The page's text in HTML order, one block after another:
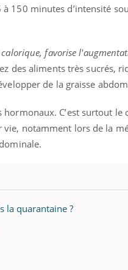
150 minutes d’intensité
favorise
des aliments très sucrés,
de la graisse
C’est surtout le
notamment lors de la
la quarantaine ?